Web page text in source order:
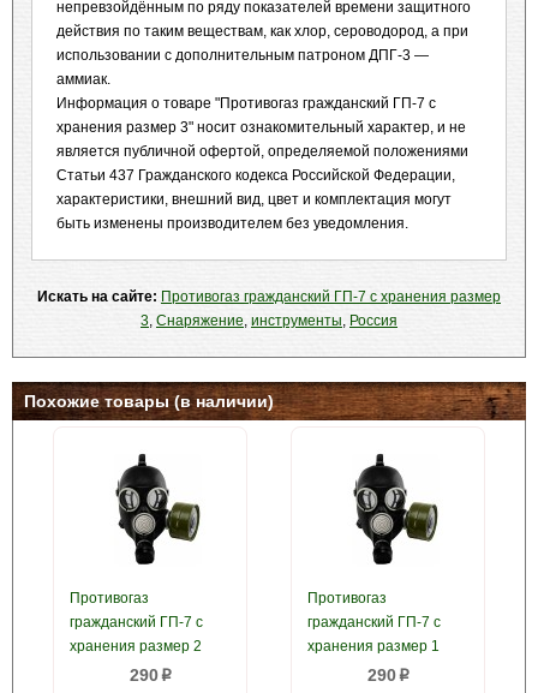
непревзойдённым по ряду показателей времени защитного
действия по таким веществам, как хлор, сероводород, а при
использовании с дополнительным патроном ДПГ-3 —
аммиак.
Информация о товаре "Противогаз гражданский ГП-7 с
хранения размер 3" носит ознакомительный характер, и не
является публичной офертой, определяемой положениями
Статьи 437 Гражданского кодекса Российской Федерации,
характеристики, внешний вид, цвет и комплектация могут
быть изменены производителем без уведомления.
Искать на сайте: Противогаз гражданский ГП-7 с хранения размер
3, Снаряжение, инструменты, Россия
Похожие товары (в наличии)
Противогаз
гражданский ГП-7 с
хранения размер 2
290p
Противогаз
гражданский ГП-7 с
хранения размер 1
290p